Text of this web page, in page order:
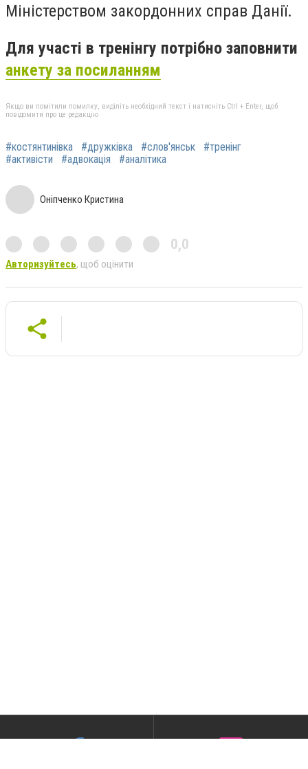
Міністерством закордонних справ Данії.
Для участі в тренінгу потрібно заповнити
анкету за посиланням
Якщо ви помітили помилку, виділіть необхідний текст і натисніть Ctrl + Enter, щоб
повідомити про це редакцію
#костянтинівка #дружківка #слов'янськ
#тренінг
#активісти
#адвокація #аналітика
Оніпченко Кристина
0,0
Авторизуйтесь, щоб оцінити